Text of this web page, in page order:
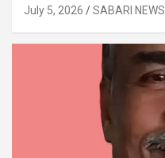
July 5, 2026 SABARI NEWS